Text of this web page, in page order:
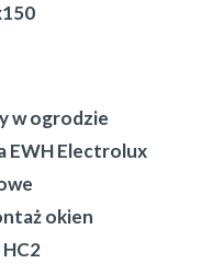
w ogrodzie
EWH Electrolux
okien